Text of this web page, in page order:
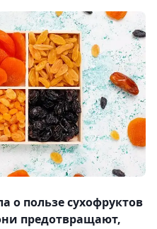
о пользе сухофруктов
предотвращают,